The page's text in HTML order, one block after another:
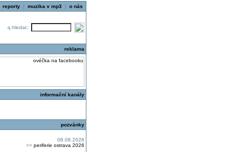
reporty| muzika v mp3 | o nás
q.hledat::
reklama
informační kanály
pozvánky
08.08.2026
>> periferie ostrava 2026